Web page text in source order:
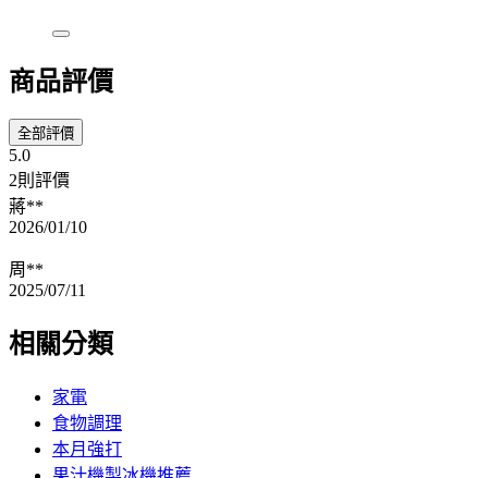
商品評價
全部評價
5.0
2則評價
蔣**
2026/01/10
周**
2025/07/11
相關分類
家電
食物調理
本月強打